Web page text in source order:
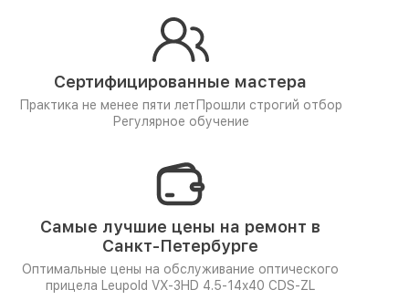
Сертифицированные мастера
Практика не менее пяти лет Прошли строгий отбор
Регулярное обучение
Самые лучшие цены на ремонт в
Санкт-Петербурге
Оптимальные цены на обслуживание оптического
прицела Leupold VX-3HD 4.5-14x40 CDS-ZL